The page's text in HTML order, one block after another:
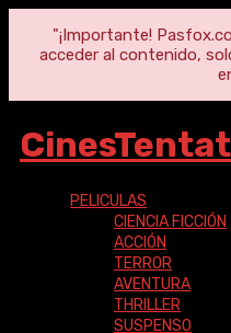
"¡Importante!
acceder al contenido,
PELICULAS
CIENCIA FICCIÓN
ACCIÓN
TERROR
AVENTURA
THRILLER
SUSPENSO